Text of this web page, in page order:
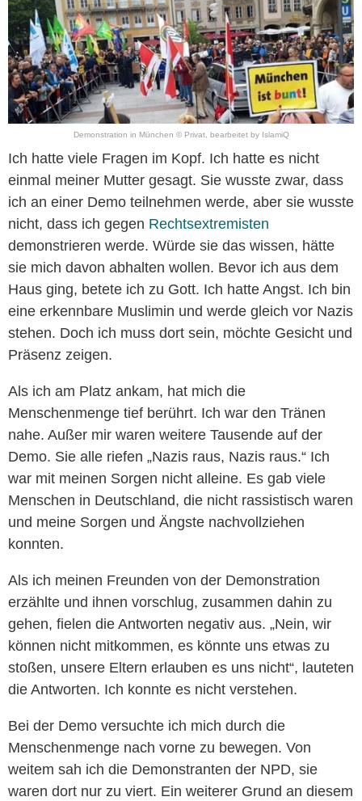
Demonstration in München © Privat, bearbeitet by IslamiQ
Ich hatte viele Fragen im Kopf. Ich hatte es nicht
einmal meiner Mutter gesagt. Sie wusste zwar, dass
ich an einer Demo teilnehmen werde, aber sie wusste
nicht, dass ich gegen Rechtsextremisten
demonstrieren werde. Würde sie das wissen, hätte
sie mich davon abhalten wollen. Bevor ich aus dem
Haus ging, betete ich zu Gott. Ich hatte Angst. Ich bin
eine erkennbare Muslimin und werde gleich vor Nazis
stehen. Doch ich muss dort sein, möchte Gesicht und
Präsenz zeigen.
Als ich am Platz ankam, hat mich die
Menschenmenge tief berührt. Ich war den Tränen
nahe. Außer mir waren weitere Tausende auf der
Demo. Sie alle riefen „Nazis raus, Nazis raus.“ Ich
war mit meinen Sorgen nicht alleine. Es gab viele
Menschen in Deutschland, die nicht rassistisch waren
und meine Sorgen und Ängste nachvollziehen
konnten.
Als ich meinen Freunden von der Demonstration
erzählte und ihnen vorschlug, zusammen dahin zu
gehen, fielen die Antworten negativ aus. „Nein, wir
können nicht mitkommen, es könnte uns etwas zu
stoßen, unsere Eltern erlauben es uns nicht“, lauteten
die Antworten. Ich konnte es nicht verstehen.
Bei der Demo versuchte ich mich durch die
Menschenmenge nach vorne zu bewegen. Von
weitem sah ich die Demonstranten der NPD, sie
waren dort nur zu viert. Ein weiterer Grund an diesem